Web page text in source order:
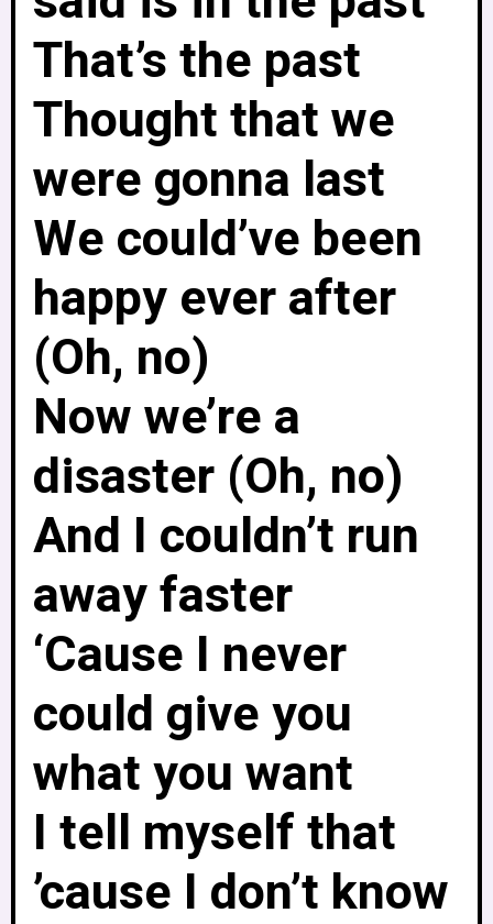
That’s the past
Thought that we
were gonna last
We could’ve been
happy ever after
(Oh, no)
Now we’re a
disaster (Oh, no)
And I couldn’t run
away faster
‘Cause I never
could give you
what you want
I tell myself that
’cause I don’t know